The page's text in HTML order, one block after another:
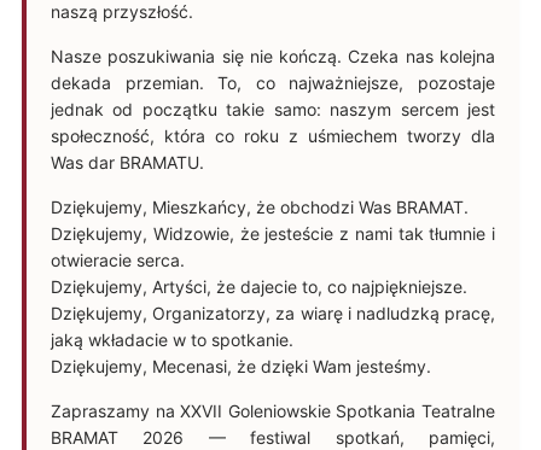
naszą przyszłość.
Nasze poszukiwania się nie kończą. Czeka nas kolejna
dekada przemian. To, co najważniejsze, pozostaje
jednak od początku takie samo: naszym sercem jest
społeczność, która co roku z uśmiechem tworzy dla
Was dar BRAMATU.
Dziękujemy, Mieszkańcy, że obchodzi Was BRAMAT.
Dziękujemy, Widzowie, że jesteście z nami tak tłumnie i
otwieracie serca.
Dziękujemy, Artyści, że dajecie to, co najpiękniejsze.
Dziękujemy, Organizatorzy, za wiarę i nadludzką pracę,
jaką wkładacie w to spotkanie.
Dziękujemy, Mecenasi, że dzięki Wam jesteśmy.
Zapraszamy na XXVII Goleniowskie Spotkania Teatralne
BRAMAT 2026 — festiwal spotkań, pamięci,